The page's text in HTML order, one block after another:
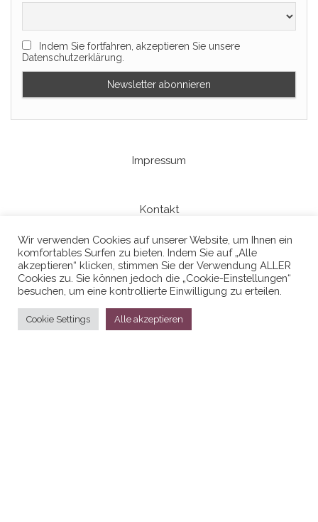
Indem Sie fortfahren, akzeptieren Sie unsere
Datenschutzerklärung.
Impressum
Kontakt
Datenschutzerklaerung
Stolz präsentiert vonWordPress
Wir verwenden Cookies auf unserer Website, um Ihnen ein
komfortables Surfen zu bieten. Indem Sie auf „Alle
akzeptieren“ klicken, stimmen Sie der Verwendung ALLER
Cookies zu. Sie können jedoch die „Cookie-Einstellungen“
besuchen, um eine kontrollierte Einwilligung zu erteilen.
Cookie Settings Alle akzeptieren